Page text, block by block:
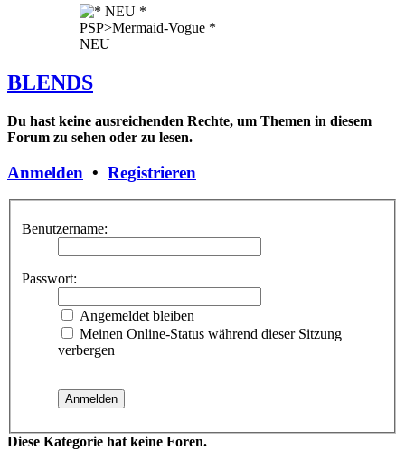
BLENDS
Du hast keine ausreichenden Rechte, um Themen in diesem
Forum zu sehen oder zu lesen.
Anmelden • Registrieren
Benutzername:
Passwort:
Angemeldet bleiben
Meinen Online-Status während dieser Sitzung
verbergen
Diese Kategorie hat keine Foren.